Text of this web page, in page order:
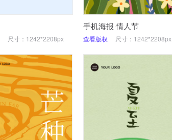
尺寸：1242*2208px
手机海报 情人节
查看版权 尺寸：1242*2208px